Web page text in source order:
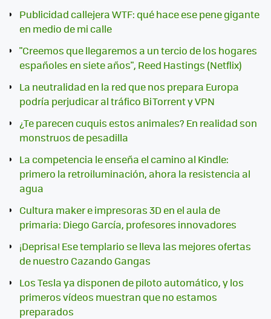
Publicidad callejera WTF: qué hace ese pene gigante
en medio de mi calle
"Creemos que llegaremos a un tercio de los hogares
españoles en siete años", Reed Hastings (Netflix)
La neutralidad en la red que nos prepara Europa
podría perjudicar al tráfico BiTorrent y VPN
¿Te parecen cuquis estos animales? En realidad son
monstruos de pesadilla
La competencia le enseña el camino al Kindle:
primero la retroiluminación, ahora la resistencia al
agua
Cultura maker e impresoras 3D en el aula de
primaria: Diego García, profesores innovadores
¡Deprisa! Ese templario se lleva las mejores ofertas
de nuestro Cazando Gangas
Los Tesla ya disponen de piloto automático, y los
primeros vídeos muestran que no estamos
preparados